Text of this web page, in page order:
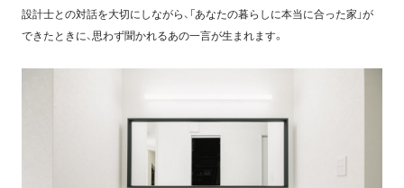
設計士との対話を大切にしながら、「あなたの暮らしに本当に合った家」が
できたときに、思わず聞かれるあの一言が生まれます。